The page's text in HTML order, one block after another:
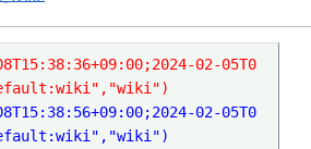
02-05T0
02-05T0